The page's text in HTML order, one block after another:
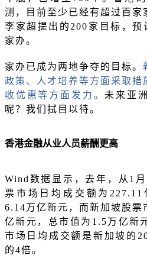
测，目前至少已经有超过百家
李家超提出的200家目标，预
家办。
家办已成为两地争夺的目标。
政策、人才培养等方面采取措
收优惠等方面发力。 未来亚
呢？我们拭目以待。
香港金融从业人员薪酬更高
Wind数据显示，去年，从1
票市场日均成交额为
6.14万亿新元，而新加坡股票
亿新元，总市值为1.5万亿新
市场日均成交额是新加坡的
的4倍。